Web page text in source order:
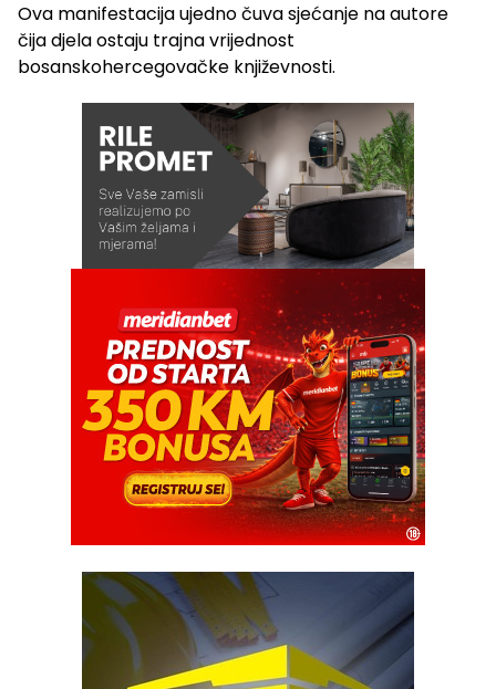
Ova manifestacija ujedno čuva sjećanje na autore
čija djela ostaju trajna vrijednost
bosanskohercegovačke književnosti.